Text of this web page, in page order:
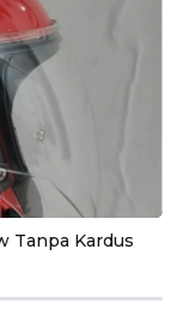
Tanpa Kardus